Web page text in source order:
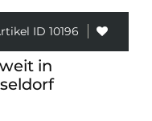
ID 10196
in